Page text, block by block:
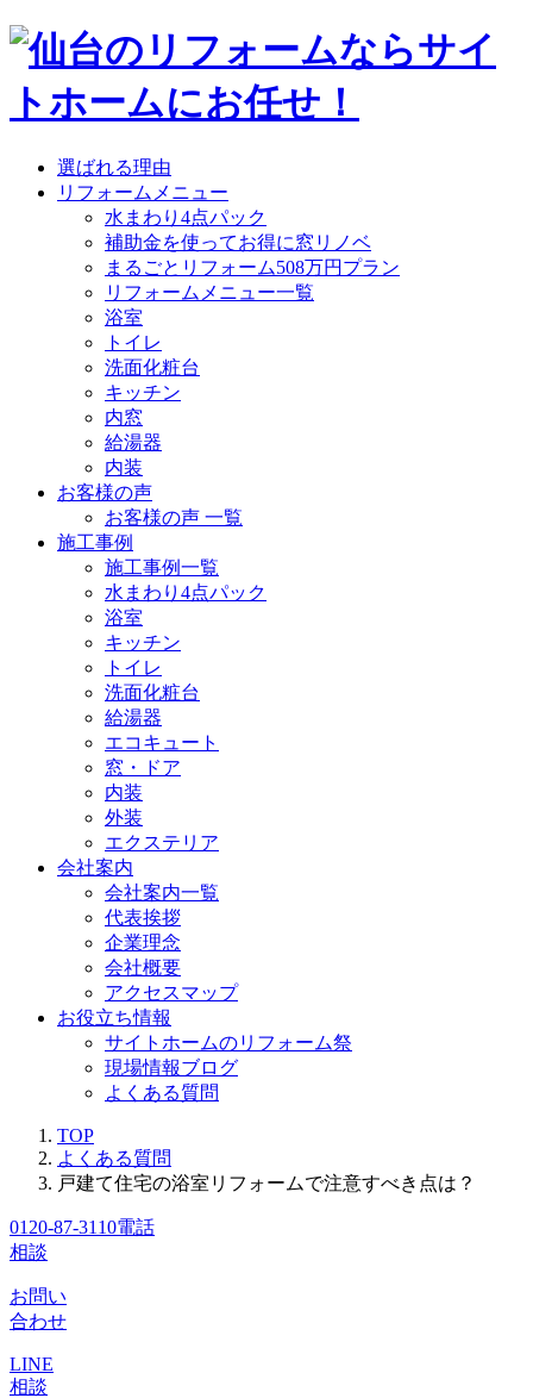
選ばれる理由
リフォームメニュー
水まわり4点パック
補助金を使ってお得に窓リノベ
まるごとリフォーム508万円プラン
リフォームメニュー一覧
浴室
トイレ
洗面化粧台
キッチン
内窓
給湯器
内装
お客様の声
お客様の声 一覧
施工事例
施工事例一覧
水まわり4点パック
浴室
キッチン
トイレ
洗面化粧台
給湯器
エコキュート
窓・ドア
内装
外装
エクステリア
会社案内
会社案内一覧
代表挨拶
企業理念
会社概要
アクセスマップ
お役立ち情報
サイトホームのリフォーム祭
現場情報ブログ
よくある質問
TOP
よくある質問
戸建て住宅の浴室リフォームで注意すべき点は？
0120-87-3110電話
相談
お問い
合わせ
LINE
相談